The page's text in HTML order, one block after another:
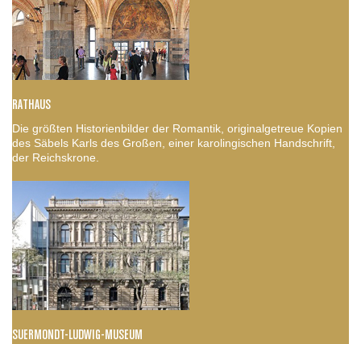
RATHAUS
Die größten Historienbilder der Romantik, originalgetreue Kopien
des Säbels Karls des Großen, einer karolingischen Handschrift,
der Reichskrone.
SUERMONDT-LUDWIG-MUSEUM